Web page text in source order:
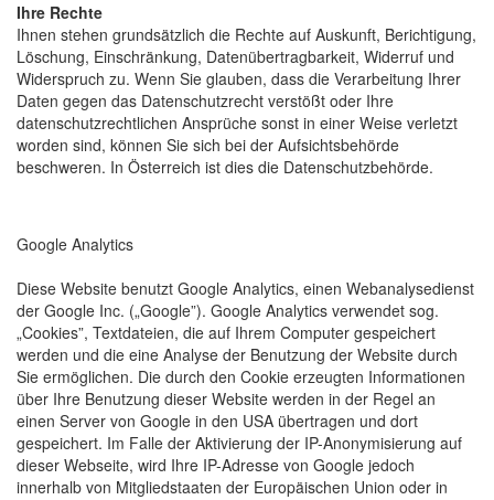
Ihre Rechte
Ihnen stehen grundsätzlich die Rechte auf Auskunft, Berichtigung,
Löschung, Einschränkung, Datenübertragbarkeit, Widerruf und
Widerspruch zu. Wenn Sie glauben, dass die Verarbeitung Ihrer
Daten gegen das Datenschutzrecht verstößt oder Ihre
datenschutzrechtlichen Ansprüche sonst in einer Weise verletzt
worden sind, können Sie sich bei der Aufsichtsbehörde
beschweren. In Österreich ist dies die Datenschutzbehörde.
Google Analytics
Diese Website benutzt Google Analytics, einen Webanalysedienst
der Google Inc. („Google”). Google Analytics verwendet sog.
„Cookies”, Textdateien, die auf Ihrem Computer gespeichert
werden und die eine Analyse der Benutzung der Website durch
Sie ermöglichen. Die durch den Cookie erzeugten Informationen
über Ihre Benutzung dieser Website werden in der Regel an
einen Server von Google in den USA übertragen und dort
gespeichert. Im Falle der Aktivierung der IP-Anonymisierung auf
dieser Webseite, wird Ihre IP-Adresse von Google jedoch
innerhalb von Mitgliedstaaten der Europäischen Union oder in